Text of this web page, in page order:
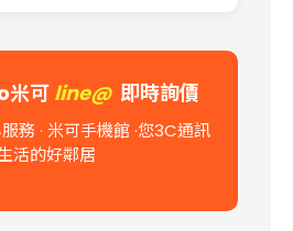
米可 line@ 即時詢價
務 · 米可手機館·您3C通訊
活的好鄰居